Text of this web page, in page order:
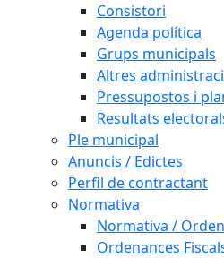
Consistori
Agenda política
Grups municipals
Altres
Pressupostos i
Resultats
Ple municipal
Anuncis / Edictes
Perfil de contractant
Normativa
Normativa /
Ordenances